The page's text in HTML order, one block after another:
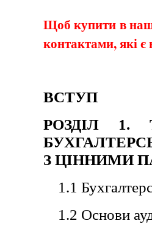
Щоб купити в
контактами, які є
ВСТУП
РОЗДІЛ 1.
З ЦІННИМИ
1.1
1.2 Основи